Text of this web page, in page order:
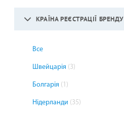
КРАЇНА РЕЄСТРАЦІЇ БРЕНДУ
Все
Швейцарія (3)
Болгарія (1)
Нідерланди (35)